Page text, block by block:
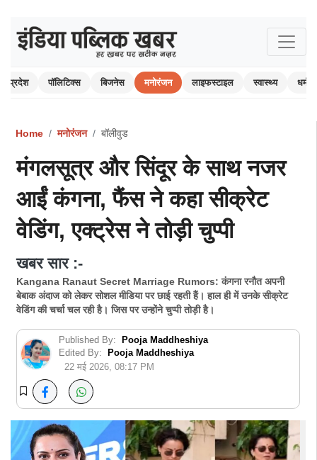
प्रदेश पॉलिटिक्स बिजनेस मनोरंजन लाइफस्टाइल स्वास्थ्य धर्म-
Home मनोरंजन बॉलीवुड
मंगलसूत्र और सिंदूर के साथ नजर
आईं कंगना, फैंस ने कहा सीक्रेट
वेडिंग, एक्ट्रेस ने तोड़ी चुप्पी
खबर सार :-
Kangana Ranaut Secret Marriage Rumors: कंगना रनौत अपनी
बेबाक अंदाज को लेकर सोशल मीडिया पर छाई रहती हैं। हाल ही में उनके सीक्रेट
वेडिंग की चर्चा चल रही है। जिस पर उन्होंने चुप्पी तोड़ी है।
Published By:
Pooja Maddheshiya
Edited By:
Pooja Maddheshiya
22 मई 2026, 08:17 PM